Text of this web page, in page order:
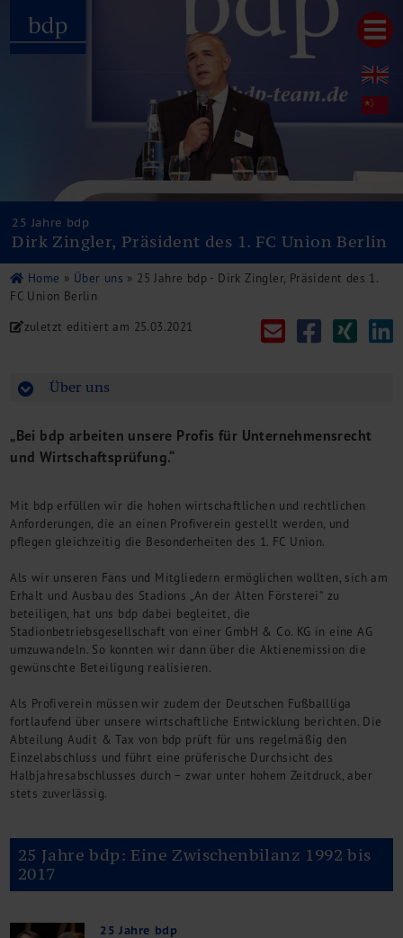
Pressespiegel
Publikationen
Newsletter
Videos
Leistungen
Rechtsberatung
Restrukturierung
Management Consulting
Internationalisierung
Unternehmensgründung
Finanz- und Lohnbuchhaltung
Wirtschaftsprüfung
Steuerberatung
Rechtsberatung
M&A Deutschland/China
Unternehmensfinanzierung
Industrielle Dienstleistungen
Coaching
Team
Events
Karriere
25 Jahre bdp
Dirk Zingler, Präsident des 1. FC Union Berlin
Home » Über uns » 25 Jahre bdp - Dirk Zingler, Präsident des 1.
FC Union Berlin
zuletzt editiert am 25.03.2021
Über uns
„Bei bdp arbeiten unsere Profis für Unternehmensrecht
und Wirtschaftsprüfung.“
Mit bdp erfüllen wir die hohen wirtschaftlichen und rechtlichen
Anforderungen, die an einen Profiverein gestellt werden, und
pflegen gleichzeitig die Besonderheiten des 1. FC Union.
Als wir unseren Fans und Mitgliedern ermöglichen wollten, sich am
Erhalt und Ausbau des Stadions „An der Alten Försterei“ zu
beteiligen, hat uns bdp dabei begleitet, die
Stadionbetriebsgesellschaft von einer GmbH & Co. KG in eine AG
umzuwandeln. So konnten wir dann über die Aktienemission die
gewünschte Beteiligung realisieren.
Als Profiverein müssen wir zudem der Deutschen Fußballliga
fortlaufend über unsere wirtschaftliche Entwicklung berichten. Die
Abteilung Audit & Tax von bdp prüft für uns regelmäßig den
Einzelabschluss und führt eine prüferische Durchsicht des
Halbjahresabschlusses durch – zwar unter hohem Zeitdruck, aber
stets zuverlässig.
25 Jahre bdp: Eine Zwischenbilanz 1992 bis
2017
25 Jahre bdp